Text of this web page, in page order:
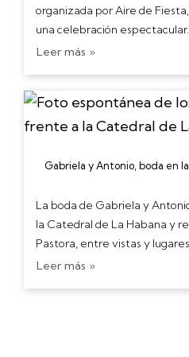
organizada por Aire de
una celebración espectacular.
Leer más »
Gabriela y Antonio, boda en
La boda de Gabriela y
la Catedral de La Habana y
Pastora, entre vistas y
Leer más »